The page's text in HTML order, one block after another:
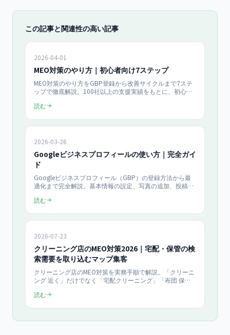
この記事と関連性の高い記事
2026-04-01
MEO対策のやり方｜初心者向け7ステップ
MEO対策のやり方をGBP登録から改善サイクルまで7ステ
ップで徹底解説。100社以上の支援実績をもとに、初心者
読む
2026-03-26
Googleビジネスプロフィールの使い方｜完全ガイ
ド
Googleビジネスプロフィール（GBP）の登録方法から最
適化まで完全解説。基本情報の設定、写真の追加、投稿機
もステップバイステップで実践できるガイドです。
読む
2026-07-23
クリーニング店のMEO対策2026｜宅配・保管の検
索需要を取り込むマップ集客
クリーニング店のMEO対策を実務手順で解説。「クリーニ
ング 近く」だけでなく「宅配クリーニング」「布団 保
プロフィールで取り込む方法、口コミ・写真・投稿の運
読む